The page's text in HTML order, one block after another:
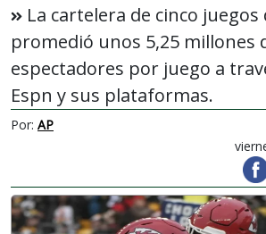
La cartelera de cinco juegos
promedió unos 5,25 millones
espectadores por juego a
Espn y sus plataformas.
Por: AP